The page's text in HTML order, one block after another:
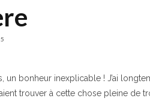
un bonheur inexplicable ! J’ai
trouver à cette chose pleine de